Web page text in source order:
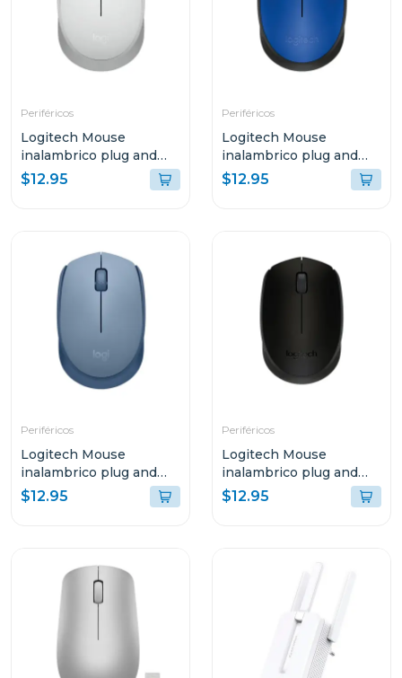
Periféricos
Logitech Mouse
inalambrico plug and
play white m170
$12.95
Periféricos
Logitech Mouse
inalambrico plug and
play azul m170
$12.95
Periféricos
Logitech Mouse
inalambrico plug and
play gris azulado m170
$12.95
Periféricos
Logitech Mouse
inalambrico plug and
play negro m170
$12.95